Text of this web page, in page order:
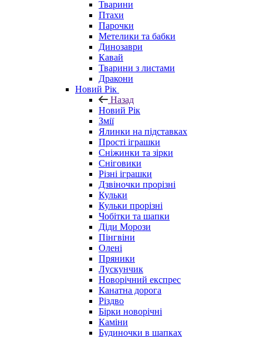
Тварини
Птахи
Парочки
Метелики та бабки
Динозаври
Кавай
Тварини з листами
Дракони
Новий Рік
Назад
Новий Рік
Змії
Ялинки на підставках
Прості іграшки
Сніжинки та зірки
Сніговики
Різні іграшки
Дзвіночки прорізні
Кульки
Кульки прорізні
Чобітки та шапки
Діди Морози
Пінгвіни
Олені
Пряники
Лускунчик
Новорічний експрес
Канатна дорога
Різдво
Бірки новорічні
Каміни
Будиночки в шапках